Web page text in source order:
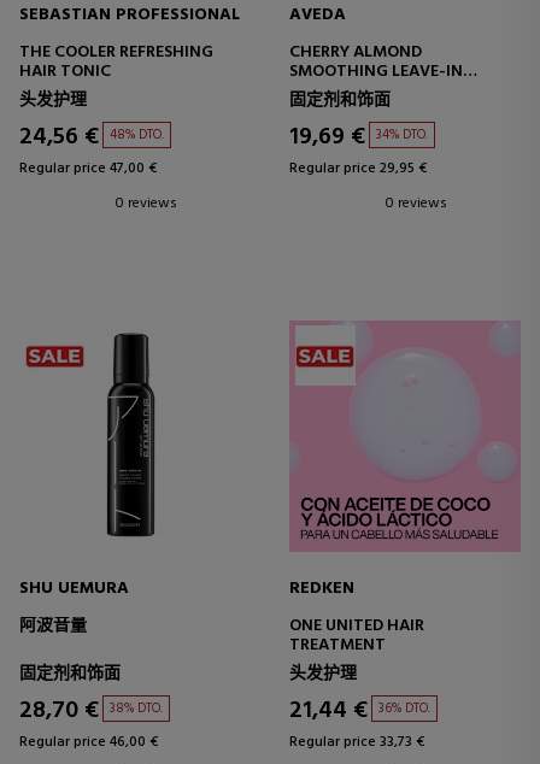
SEBASTIAN PROFESSIONAL
THE COOLER REFRESHING
HAIR TONIC
头发护理
24,56 € 48% DTO.
Regular price 47,00 €
0 reviews
AVEDA
CHERRY ALMOND
SMOOTHING LEAVE-IN
CONDITIONER
固定剂和饰面
19,69 € 34% DTO.
Regular price 29,95 €
0 reviews
SHU UEMURA
阿波音量
固定剂和饰面
28,70 € 38% DTO.
Regular price 46,00 €
REDKEN
ONE UNITED HAIR
TREATMENT
头发护理
21,44 € 36% DTO.
Regular price 33,73 €